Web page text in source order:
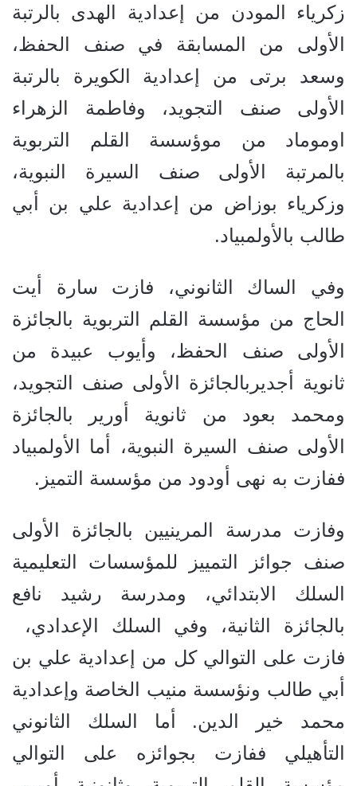
زكرياء المودن من إعدادية الهدى بالرتبة
الأولى من المسابقة في صنف الحفظ،
وسعد برتى من إعدادية الكويرة بالرتبة
الأولى صنف التجويد، وفاطمة الزهراء
اوموماد من موؤسسة القلم التربوية
بالمرتبة الأولى صنف السيرة النبوية،
وزكرياء بوزاض من إعدادية علي بن أبي
طالب بالأولمبياد.
وفي الساك الثانوني، فازت سارة أيت
الحاج من مؤسسة القلم التربوية بالجائزة
الأولى صنف الحفظ، وأيوب عبيدة من
ثانوية أجديربالجائزة الأولى صنف التجويد،
ومحمد بعود من ثانوية أورير بالجائزة
الأولى صنف السيرة النبوية، أما الأولمبياد
ففازت به نهى أودود من مؤسسة التميز.
وفازت مدرسة المرينيين بالجائزة الأولى
صنف جوائز التمييز للمؤسسات التعليمية
السلك الابتدائي، ومدرسة رشيد نافع
بالجائزة الثانية، وفي السلك الإعدادي،
فازت على التوالي كل من إعدادية علي بن
أبي طالب ونؤسسة منيب الخاصة وإعدادية
محمد خير الدين. أما السلك الثانوني
التأهيلي ففازت بجوائزه على التوالي